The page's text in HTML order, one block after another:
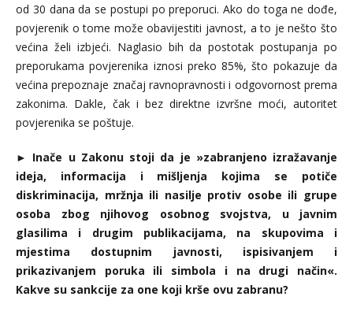
od 30 dana da se postupi po preporuci. Ako do toga ne dođe,
povjerenik o tome može obavijestiti javnost, a to je nešto što
većina želi izbjeći. Naglasio bih da postotak postupanja po
preporukama povjerenika iznosi preko 85%, što pokazuje da
većina prepoznaje značaj ravnopravnosti i odgovornost prema
zakonima. Dakle, čak i bez direktne izvršne moći, autoritet
povjerenika se poštuje.
► Inače u Zakonu stoji da je »zabranjeno izražavanje
ideja, informacija i mišljenja kojima se potiče
diskriminacija, mržnja ili nasilje protiv osobe ili grupe
osoba zbog njihovog osobnog svojstva, u javnim
glasilima i drugim publikacijama, na skupovima i
mjestima dostupnim javnosti, ispisivanjem i
prikazivanjem poruka ili simbola i na drugi način«.
Kakve su sankcije za one koji krše ovu zabranu?